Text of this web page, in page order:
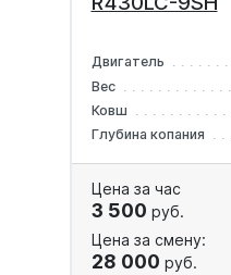
Двигатель
Вес
Ковш
Глубина копания
Цена за час
3 500 руб.
Цена за смену:
28 000 руб.